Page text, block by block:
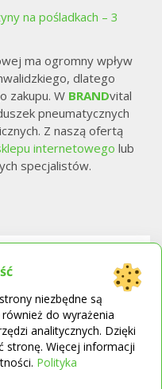
na pośladkach – 3
ma ogromny wpływ
dlatego
zakupu. W BRANDvital
pneumatycznych
Z naszą ofertą
internetowego lub
specjalistów.
niezbędne są
do wyrażenia
analitycznych. Dzięki
stronę. Więcej informacji
Polityka